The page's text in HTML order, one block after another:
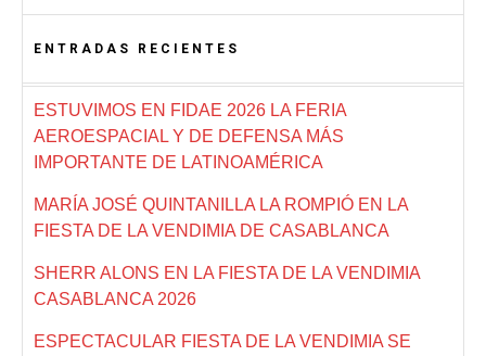
ENTRADAS RECIENTES
ESTUVIMOS EN FIDAE 2026 LA FERIA
AEROESPACIAL Y DE DEFENSA MÁS
IMPORTANTE DE LATINOAMÉRICA
MARÍA JOSÉ QUINTANILLA LA ROMPIÓ EN LA
FIESTA DE LA VENDIMIA DE CASABLANCA
SHERR ALONS EN LA FIESTA DE LA VENDIMIA
CASABLANCA 2026
ESPECTACULAR FIESTA DE LA VENDIMIA SE